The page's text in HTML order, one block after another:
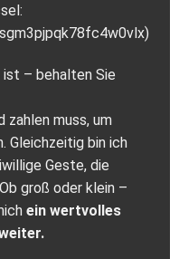
ist – behalten Sie
zahlen muss, um
Gleichzeitig bin ich
Geste, die
groß oder klein –
ein wertvolles